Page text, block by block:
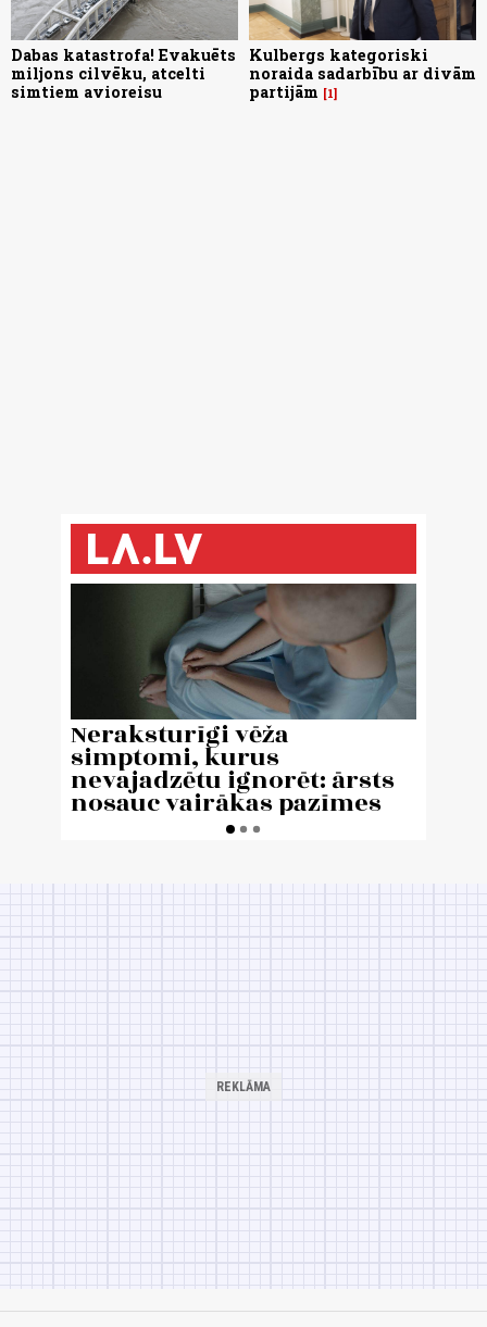
Dabas katastrofa! Evakuēts
miljons cilvēku, atcelti
simtiem avioreisu
Kulbergs kategoriski
noraida sadarbību ar divām
partijām
1